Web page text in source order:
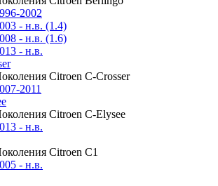
2002
- н.в. (1.4)
- н.в. (1.6)
- н.в.
Citroen C-Crosser
2011
Citroen C-Elysee
- н.в.
Citroen C1
- н.в.